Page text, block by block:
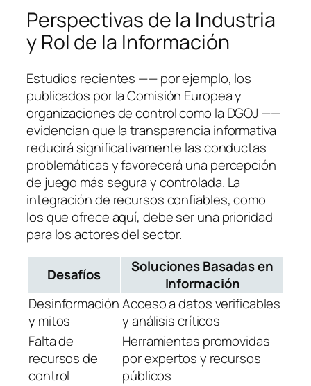
Perspectivas de la Industria
y Rol de la Información
Estudios recientes —— por ejemplo, los
publicados por la Comisión Europea y
organizaciones de control como la DGOJ ——
evidencian que latransparencia informativa
reducirá significativamente las conductas
problemáticas y favorecerá una percepción
de juego más segura y controlada. La
integración de recursos confiables, como
los que ofrece aquí, debe ser una prioridad
para los actores del sector.
Desafíos
Soluciones Basadas en
Información
Desinformación
y mitos
Acceso a datos verificables
y análisis críticos
Falta de
recursos de
control
Herramientas promovidas
por expertos y recursos
públicos